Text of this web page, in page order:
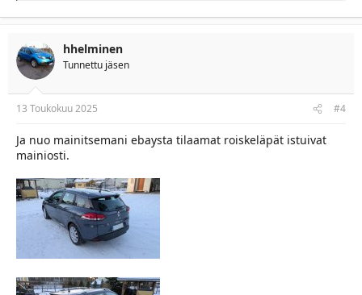
a
t
i
o
n
s
:
hhelminen
Tunnettu jäsen
13 Toukokuu 2025 #4
Ja nuo mainitsemani ebaysta tilaamat roiskeläpät istuivat
mainiosti.